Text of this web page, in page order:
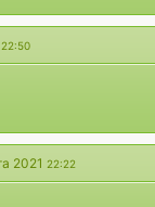
22:50
2021 22:22